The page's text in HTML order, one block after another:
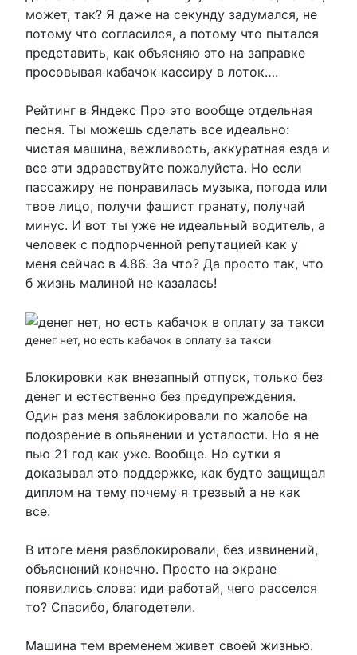
может, так? Я даже на секунду задумался, не
потому что согласился, а потому что пытался
представить, как объясняю это на заправке
просовывая кабачок кассиру в лоток….
Рейтинг в Яндекс Про это вообще отдельная
песня. Ты можешь сделать все идеально:
чистая машина, вежливость, аккуратная езда и
все эти здравствуйте пожалуйста. Но если
пассажиру не понравилась музыка, погода или
твое лицо, получи фашист гранату, получай
минус. И вот ты уже не идеальный водитель, а
человек с подпорченной репутацией как у
меня сейчас в 4.86. За что? Да просто так, что
б жизнь малиной не казалась!
денег нет, но есть кабачок в оплату за такси
Блокировки как внезапный отпуск, только без
денег и естественно без предупреждения.
Один раз меня заблокировали по жалобе на
подозрение в опьянении и усталости. Но я не
пью 21 год как уже. Вообще. Но сутки я
доказывал это поддержке, как будто защищал
диплом на тему почему я трезвый а не как
все.
В итоге меня разблокировали, без извинений,
объяснений конечно. Просто на экране
появились слова: иди работай, чего расселся
то? Спасибо, благодетели.
Машина тем временем живет своей жизнью.